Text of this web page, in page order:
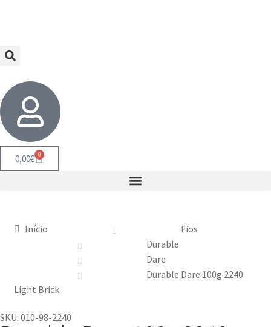
0,00€ 0
Início
Fios
Durable
Dare
Durable Dare 100g 2240
Light Brick
SKU: 010-98-2240